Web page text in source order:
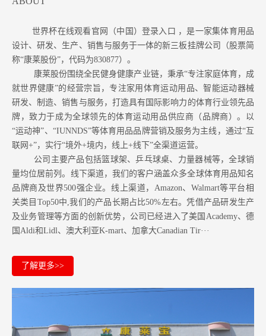
世界杯在线观看官网（中国）登录入口 ，是一家集体育用品
设计、研发、生产、销售与服务于一体的新三板挂牌公司（股票简
称“康莱股份”，代码为830877）。
康莱股份围绕全民健身健康产业链，秉承“专注家庭体育，成
就世界健康”的经营宗旨，专注家用体育运动用品、智能运动器械
研发、制造、销售与服务，打造具有国际影响力的体育行业领先品
牌，致力于成为全球领先的体育运动用品供应商（品牌商）。以
“运动神”、“IUNNDS”等体育用品品牌营销及服务为主线，通过“互
联网+”，实行“境外+境内，线上+线下”全渠道运营。
公司主要产品包括篮球架、乒乓球桌、力量器械等，全球销
量均位居前列。 线下渠道，我们的客户涵盖众多全球体育用品知名
品牌商及世界500强企业。 线上渠道，Amazon、Walmart等平台相
关类目Top50中,我们的产品长期占比50%左右。凭借产品研发生产
及业务管理等方面的创新优势，公司已经进入了美国Academy、德
国Aldi和Lidl、澳大利亚K-mart、加拿大Canadian Tir···
了解更多>>